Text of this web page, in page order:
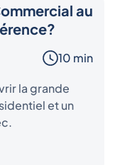
au
10 min
la grande
et un